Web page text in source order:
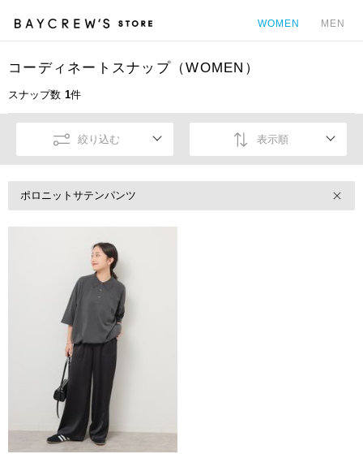
WOMEN MEN
コーディネートスナップ（WOMEN）
スナップ数 1件
絞り込む 表示順
ポロニットサテンパンツ